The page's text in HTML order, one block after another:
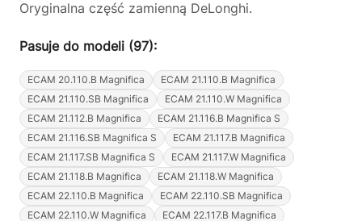
Oryginalna część zamienną DeLonghi.
Pasuje do modeli (97):
ECAM 20.110.B Magnifica
ECAM 21.110.B Magnifica
ECAM 21.110.SB Magnifica
ECAM 21.110.W Magnifica
ECAM 21.112.B Magnifica
ECAM 21.116.B Magnifica S
ECAM 21.116.SB Magnifica S
ECAM 21.117.B Magnifica
ECAM 21.117.SB Magnifica S
ECAM 21.117.W Magnifica
ECAM 21.118.B Magnifica
ECAM 21.118.W Magnifica
ECAM 22.110.B Magnifica
ECAM 22.110.SB Magnifica
ECAM 22.110.W Magnifica
ECAM 22.117.B Magnifica